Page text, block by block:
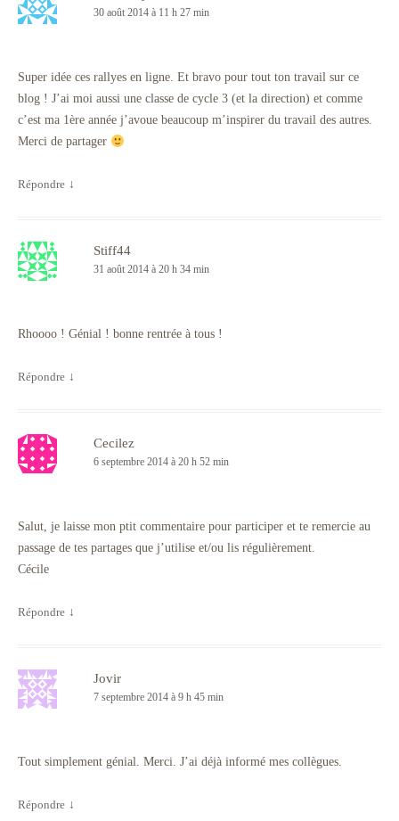
30 août 2014 à 11 h 27 min
Super idée ces rallyes en ligne. Et bravo pour tout ton travail sur ce
blog ! J’ai moi aussi une classe de cycle 3 (et la direction) et comme
c’est ma 1ère année j’avoue beaucoup m’inspirer du travail des autres.
Merci de partager
Répondre ↓
Stiff44
31 août 2014 à 20 h 34 min
Rhoooo ! Génial ! bonne rentrée à tous !
Répondre ↓
Cecilez
6 septembre 2014 à 20 h 52 min
Salut, je laisse mon ptit commentaire pour participer et te remercie au
passage de tes partages que j’utilise et/ou lis régulièrement.
Cécile
Répondre ↓
Jovir
7 septembre 2014 à 9 h 45 min
Tout simplement génial. Merci. J’ai déjà informé mes collègues.
Répondre ↓